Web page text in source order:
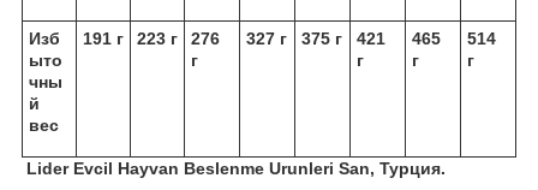
Изб
ыто
чны
й
вес
191 г 223 г
276
г
327 г 375 г
421
г
465
г
514
г
Lider Evcil Hayvan Beslenme Urunleri San, Турция.